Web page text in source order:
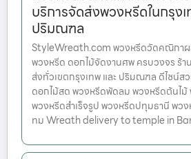
บริการจัดส่งพวงหรีดในกรุงเ
ปริมณฑล
StyleWreath.com พวงหรีดวัดคณิกาผ
พวงหรีด ดอกไม้จัดงานศพ ครบวงจร ร้
ส่งทั่วเขตกรุงเทพ และ ปริมณฑล ดีไซน์ส
ดอกไม้สด พวงหรีดพัดลม พวงหรีดต้นไม้
พวงหรีดสำเร็จรูป พวงหรีดปทุมธานี พว
ทม Wreath delivery to temple in